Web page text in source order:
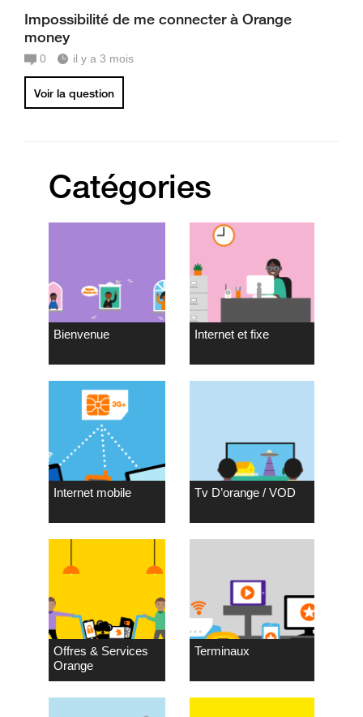
Impossibilité de me connecter à Orange
money
0 il y a 3 mois
Voir la question
Catégories
Bienvenue Internet et fixe
Internet mobile Tv D’orange / VOD
Offres & Services
Orange
Terminaux